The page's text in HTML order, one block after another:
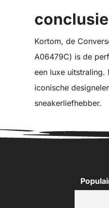
conclusie
Kortom, de
A06479C) is de
een luxe uitstraling.
iconische
sneakerliefhebber.